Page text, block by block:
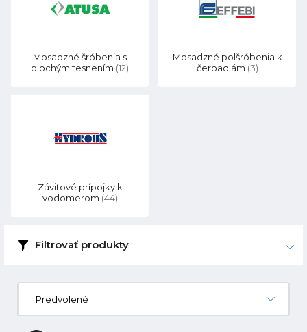
Mosadzné šróbenia s
plochým tesnením (12)
Mosadzné polšróbenia k
čerpadlám (3)
Závitové prípojky k
vodomerom (44)
Filtrovať produkty
Predvolené